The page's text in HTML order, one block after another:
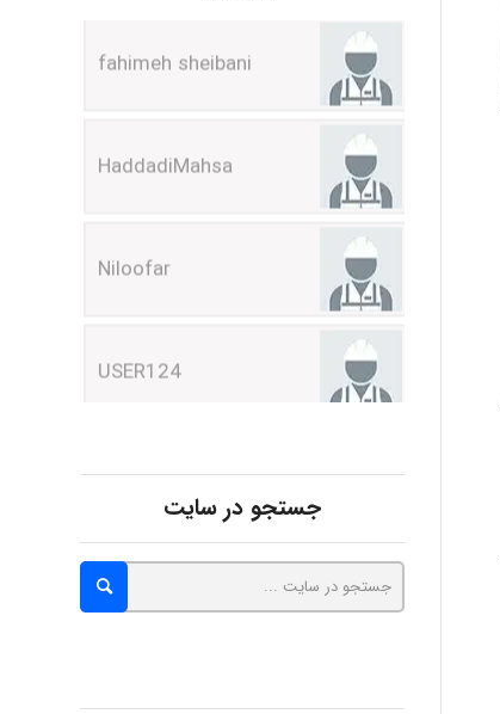
HaddadiMahsa
Niloofar
USER124
malekf
abolfazlkoshehe
abolfazlkoshehe
جستجو در سایت